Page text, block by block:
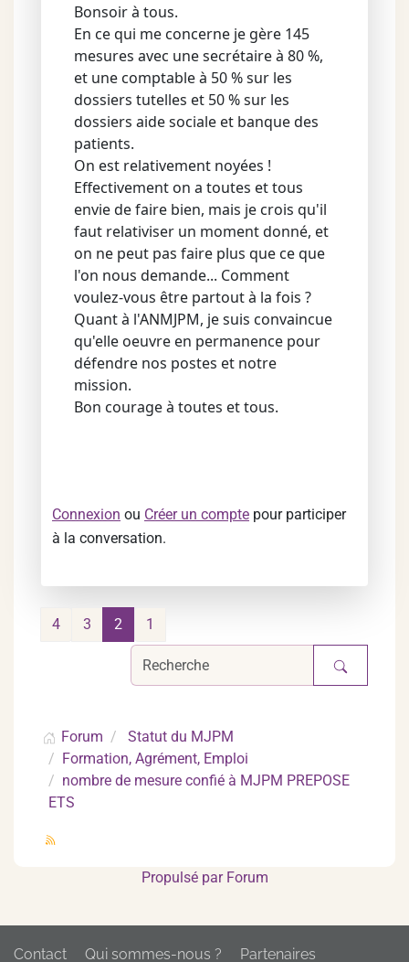
Bonsoir à tous.
En ce qui me concerne je gère 145
mesures avec une secrétaire à 80 %,
et une comptable à 50 % sur les
dossiers tutelles et 50 % sur les
dossiers aide sociale et banque des
patients.
On est relativement noyées !
Effectivement on a toutes et tous
envie de faire bien, mais je crois qu'il
faut relativiser un moment donné, et
on ne peut pas faire plus que ce que
l'on nous demande... Comment
voulez-vous être partout à la fois ?
Quant à l'ANMJPM, je suis convaincue
qu'elle oeuvre en permanence pour
défendre nos postes et notre
mission.
Bon courage à toutes et tous.
Connexion ou Créer un compte pour participer
à la conversation.
1
2
3
4
Forum
Statut du MJPM
Formation, Agrément, Emploi
nombre de mesure confié à MJPM PREPOSE
ETS
Propulsé par Forum
Contact Qui sommes-nous ? Partenaires